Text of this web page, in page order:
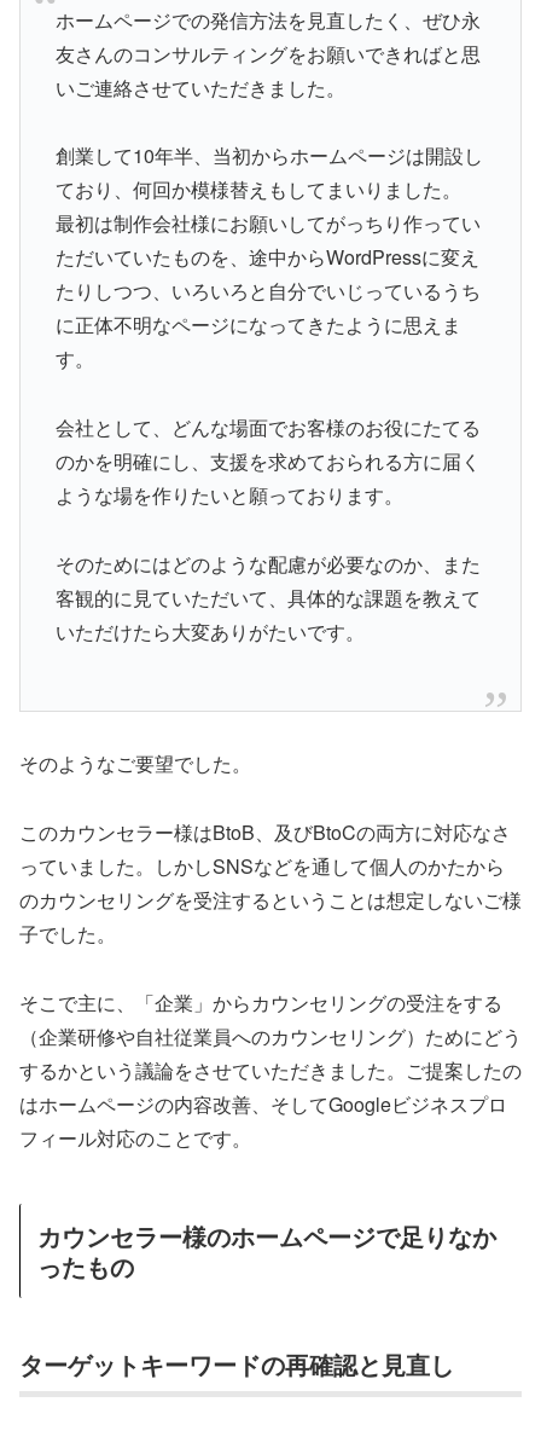
ホームページでの発信方法を見直したく、ぜひ永
友さんのコンサルティングをお願いできればと思
いご連絡させていただきました。
創業して10年半、当初からホームページは開設し
ており、何回か模様替えもしてまいりました。
最初は制作会社様にお願いしてがっちり作ってい
ただいていたものを、途中からWordPressに変え
たりしつつ、いろいろと自分でいじっているうち
に正体不明なページになってきたように思えま
す。
会社として、どんな場面でお客様のお役にたてる
のかを明確にし、支援を求めておられる方に届く
ような場を作りたいと願っております。
そのためにはどのような配慮が必要なのか、また
客観的に見ていただいて、具体的な課題を教えて
いただけたら大変ありがたいです。
そのようなご要望でした。
このカウンセラー様はBtoB、及びBtoCの両方に対応なさ
っていました。しかしSNSなどを通して個人のかたから
のカウンセリングを受注するということは想定しないご様
子でした。
そこで主に、「企業」からカウンセリングの受注をする
（企業研修や自社従業員へのカウンセリング）ためにどう
するかという議論をさせていただきました。ご提案したの
はホームページの内容改善、そしてGoogleビジネスプロ
フィール対応のことです。
カウンセラー様のホームページで足りなか
ったもの
ターゲットキーワードの再確認と見直し